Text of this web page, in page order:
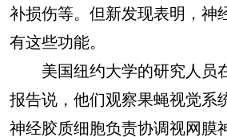
补损伤等。但新发现表明，神
有这些功能。
美国纽约大学的研究人员
报告说，他们观察果蝇视觉系
神经胶质细胞负责协调视网膜